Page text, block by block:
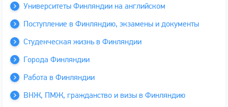
Университеты Финляндии на английском
Поступление в Финляндию, экзамены и документы
Студенческая жизнь в Финляндии
Города Финляндии
Работа в Финляндии
ВНЖ, ПМЖ, гражданство и визы в Финляндию